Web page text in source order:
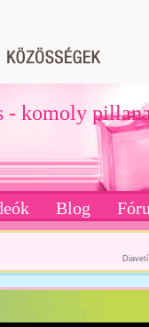
- komoly
Blog